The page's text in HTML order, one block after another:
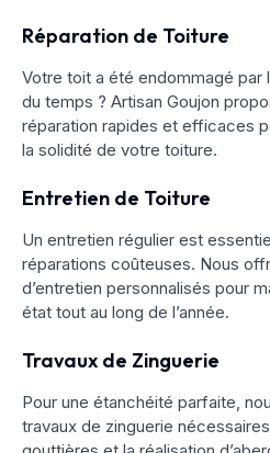
Réparation de Toiture
Votre toit a été endommagé par
du temps ? Artisan Goujon
réparation rapides et efficaces
la solidité de votre toiture.
Entretien de Toiture
Un entretien régulier est
réparations coûteuses. Nous
d’entretien personnalisés pour
état tout au long de l’année.
Travaux de Zinguerie
Pour une étanchéité parfaite,
travaux de zinguerie